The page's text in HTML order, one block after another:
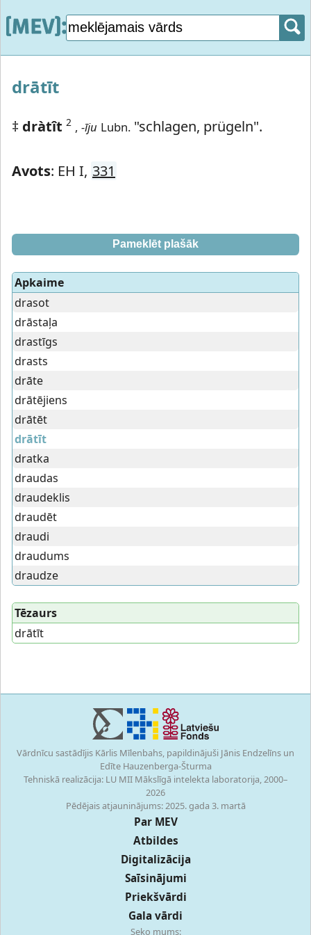
drātīt
‡ dràtît 2 , -īju Lubn. "schlagen, prügeln".
Avots: EH I, 331
Pameklēt plašāk
Apkaime
drasot
drāstaļa
drastīgs
drasts
drāte
drātējiens
drātēt
drātīt
dratka
draudas
draudeklis
draudēt
draudi
draudums
draudze
Tēzaurs
drātīt
Vārdnīcu sastādījis Kārlis Mīlenbahs, papildinājuši Jānis Endzelīns un
Edīte Hauzenberga-Šturma
Tehniskā realizācija: LU MII Mākslīgā intelekta laboratorija, 2000–
2026
Pēdējais atjauninājums: 2025. gada 3. martā
Par MEV
Atbildes
Digitalizācija
Saīsinājumi
Priekšvārdi
Gala vārdi
Seko mums: